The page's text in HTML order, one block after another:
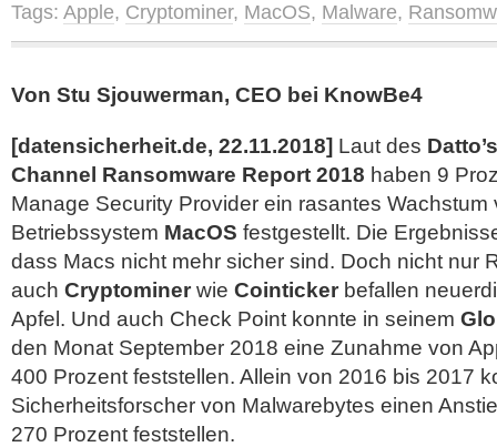
Tags: Apple, Cryptominer, MacOS, Malware,
Von Stu Sjouwerman, CEO bei KnowBe4
[datensicherheit.de, 22.11.2018] Laut des
Channel Ransomware Report 2018 haben 9
Manage Security Provider ein rasantes Wachstum
Betriebssystem MacOS festgestellt. Die
dass Macs nicht mehr sicher sind. Doch nicht nur
auch Cryptominer wie Cointicker befallen
Apfel. Und auch Check Point konnte in seinem
den Monat September 2018 eine Zunahme von
400 Prozent feststellen. Allein von 2016 bis 2017
Sicherheitsforscher von Malwarebytes einen
270 Prozent feststellen.